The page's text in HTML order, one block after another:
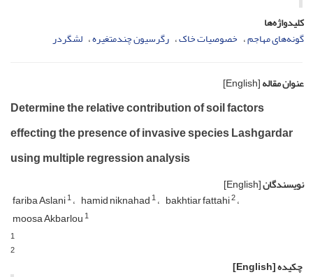
کلیدواژه‌ها
گونه‌های مهاجم خصوصیات خاک رگرسیون چندمتغیره لشگردر
عنوان مقاله[English]
Determine the relative contribution of soil factors
effecting the presence of invasive species Lashgardar
using multiple regression analysis
نویسندگان[English]
fariba Aslani1 hamid niknahad1 bakhtiar fattahi2
moosa Akbarlou1
1
2
چکیده[English]